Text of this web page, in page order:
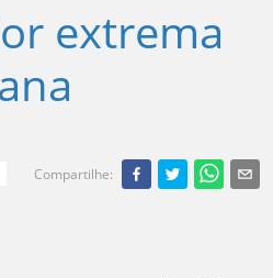
extrema
Compartilhe: